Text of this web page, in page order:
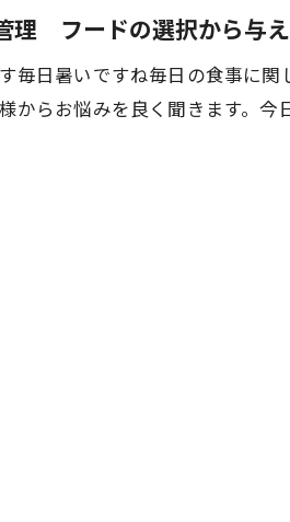
理 フードの選択から与
毎日暑いですね毎日の食事に
からお悩みを良く聞きます。